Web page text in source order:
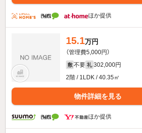
ほか提供
15.1万円
（管理費5,000円）
敷 不要 礼 302,000円
2階 / 1LDK / 40.35㎡
物件詳細を見る
ほか提供